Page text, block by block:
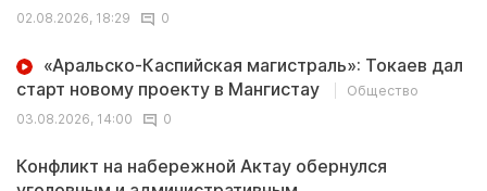
02.08.2026, 18:29
0
«Аральско-Каспийская магистраль»: Токаев дал
старт новому проекту в Мангистау
Общество
03.08.2026, 14:00
0
Конфликт на набережной Актау обернулся